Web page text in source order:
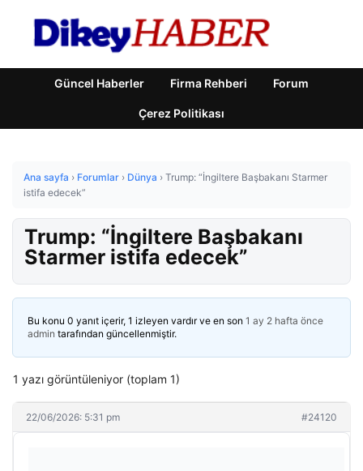
Güncel Haberler Firma Rehberi Forum
Çerez Politikası
Ana sayfa › Forumlar › Dünya › Trump: “İngiltere Başbakanı Starmer
istifa edecek”
Trump: “İngiltere Başbakanı
Starmer istifa edecek”
Bu konu 0 yanıt içerir, 1 izleyen vardır ve en son 1 ay 2 hafta önce
admin tarafından güncellenmiştir.
1 yazı görüntüleniyor (toplam 1)
22/06/2026: 5:31 pm #24120